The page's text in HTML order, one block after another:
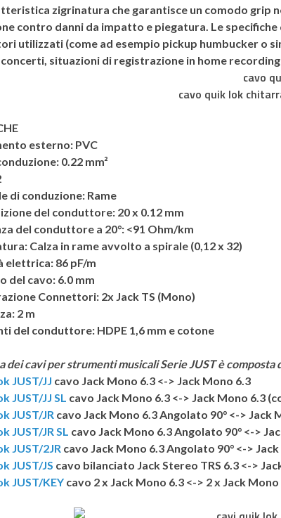
zigrinatura che garantisce un comodo grip
contro danni da impatto e piegatura. Le
utilizzati (come ad esempio pickup humbucker o
situazioni di registrazione in home
esterno: PVC
0.22 mm²
di conduzione: Rame
del conduttore: 20 x 0.12 mm
del conduttore a 20°: <91 Ohm/km
Calza in rame avvolto a spirale (0,12 x 32)
elettrica: 86 pF/m
del cavo: 6.0 mm
Connettori: 2x Jack TS (Mono)
2 m
del conduttore: HDPE 1,6 mm e cotone
dei cavi per strumenti musicali SerieJUSTè composta
JUST/JJ cavo Jack Mono 6.3 <-> Jack Mono 6.3
JUST/JJ SL cavo Jack Mono 6.3 <-> Jack Mono 6.3
JUST/JR cavo Jack Mono 6.3 Angolato 90° <-> Jack
JUST/JR SL cavo Jack Mono 6.3 Angolato 90° <->
JUST/2JR cavo Jack Mono 6.3 Angolato 90° <->
JUST/JS cavo bilanciato Jack Stereo TRS 6.3 <->
JUST/KEY cavo 2 x Jack Mono 6.3 <-> 2 x Jack Mono